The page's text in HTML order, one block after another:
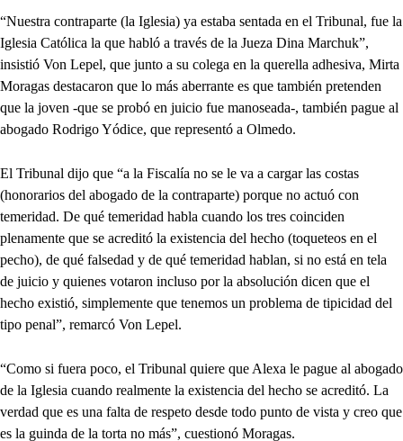
“Nuestra contraparte (la Iglesia) ya estaba sentada en el Tribunal, fue la
Iglesia Católica la que habló a través de la Jueza Dina Marchuk”,
insistió Von Lepel, que junto a su colega en la querella adhesiva, Mirta
Moragas destacaron que lo más aberrante es que también pretenden
que la joven -que se probó en juicio fue manoseada-, también pague al
abogado Rodrigo Yódice, que representó a Olmedo.
El Tribunal dijo que “a la Fiscalía no se le va a cargar las costas
(honorarios del abogado de la contraparte) porque no actuó con
temeridad. De qué temeridad habla cuando los tres coinciden
plenamente que se acreditó la existencia del hecho (toqueteos en el
pecho), de qué falsedad y de qué temeridad hablan, si no está en tela
de juicio y quienes votaron incluso por la absolución dicen que el
hecho existió, simplemente que tenemos un problema de tipicidad del
tipo penal”, remarcó Von Lepel.
“Como si fuera poco, el Tribunal quiere que Alexa le pague al abogado
de la Iglesia cuando realmente la existencia del hecho se acreditó. La
verdad que es una falta de respeto desde todo punto de vista y creo que
es la guinda de la torta no más”, cuestionó Moragas.